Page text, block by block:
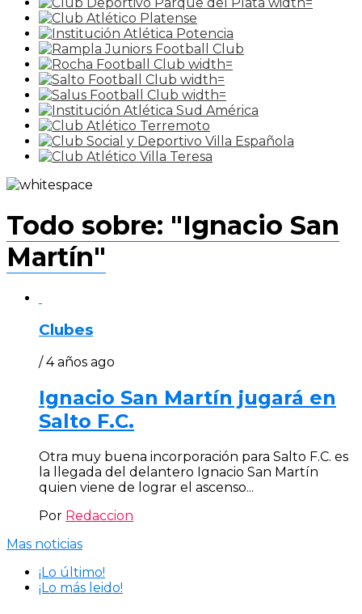
Todo sobre: "Ignacio San
Martín"
Clubes
/ 4 años ago
Ignacio San Martín jugará en
Salto F.C.
Otra muy buena incorporación para Salto F.C. es
la llegada del delantero Ignacio San Martín
quien viene de lograr el ascenso...
Por Redaccion
Mas noticias
¡Lo último!
¡Lo más leido!